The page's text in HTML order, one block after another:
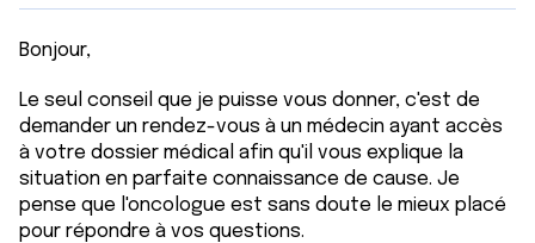
Bonjour,
Le seul conseil que je puisse vous donner, c'est de
demander un rendez-vous à un médecin ayant accès
à votre dossier médical afin qu'il vous explique la
situation en parfaite connaissance de cause. Je
pense que l'oncologue est sans doute le mieux placé
pour répondre à vos questions.